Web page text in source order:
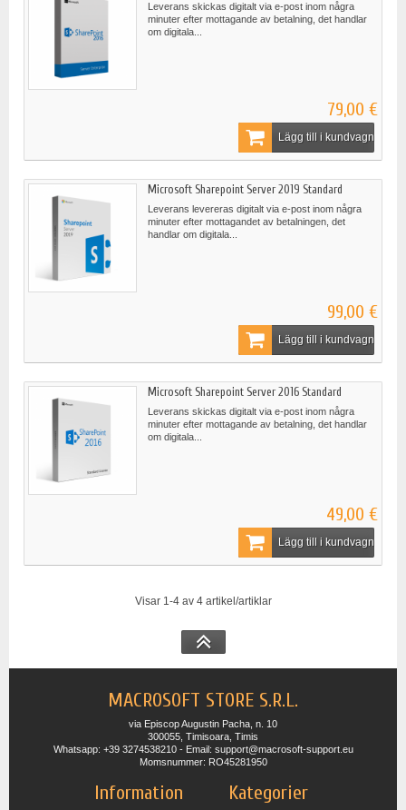
Leverans skickas digitalt via e-post inom några
minuter efter mottagande av betalning, det handlar
om digitala...
79,00 €
Lägg till i kundvagn
Microsoft Sharepoint Server 2019 Standard
Leverans levereras digitalt via e-post inom några
minuter efter mottagandet av betalningen, det
handlar om digitala...
99,00 €
Lägg till i kundvagn
Microsoft Sharepoint Server 2016 Standard
Leverans skickas digitalt via e-post inom några
minuter efter mottagande av betalning, det handlar
om digitala...
49,00 €
Lägg till i kundvagn
Visar 1-4 av 4 artikel/artiklar
MACROSOFT STORE S.R.L.
via Episcop Augustin Pacha, n. 10
300055, Timisoara, Timis
Whatsapp: +39 3274538210 - Email: support@macrosoft-support.eu
Momsnummer: RO45281950
Information Kategorier